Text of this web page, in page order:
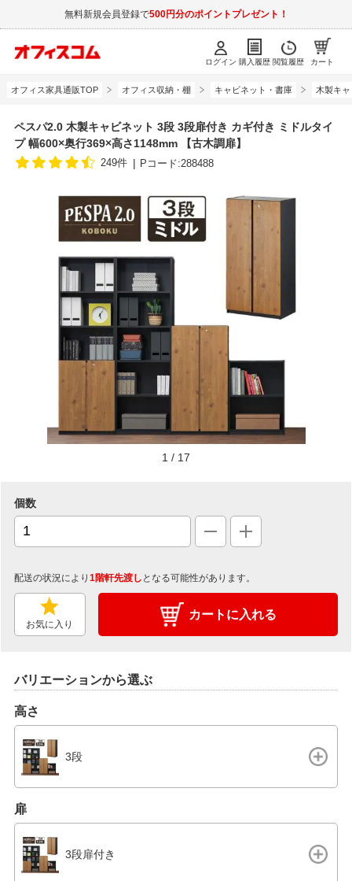
無料新規会員登録で500円分のポイントプレゼント！
ログイン 購入履歴 閲覧履歴 カート
オフィス家具通販TOP オフィス収納・棚 キャビネット・書庫 木製キ
ペスパ2.0 木製キャビネット 3段 3段扉付き カギ付き ミドルタイ
プ 幅600×奥行369×高さ1148mm 【古木調扉】
249件 Pコード:288488
1 / 17
個数
配送の状況により 1階軒先渡し となる可能性があります。
お気に入り
カートに入れる
バリエーションから選ぶ
高さ
3段
扉
3段扉付き